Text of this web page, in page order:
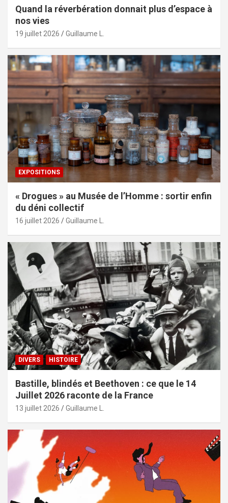
Quand la réverbération donnait plus d’espace à
nos vies
19 juillet 2026 Guillaume L.
EXPOSITIONS
« Drogues » au Musée de l’Homme : sortir enfin
du déni collectif
16 juillet 2026 Guillaume L.
DIVERS HISTOIRE
Bastille, blindés et Beethoven : ce que le 14
Juillet 2026 raconte de la France
13 juillet 2026 Guillaume L.